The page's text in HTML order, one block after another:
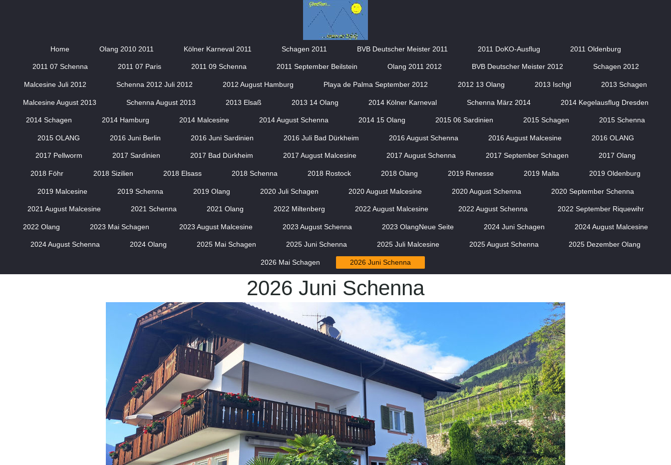
Home Olang 2010 2011 Kölner Karneval 2011 Schagen 2011 BVB Deutscher Meister 2011 2011 DoKO-Ausflug 2011 Oldenburg
2011 07 Schenna 2011 07 Paris 2011 09 Schenna 2011 September Beilstein Olang 2011 2012 BVB Deutscher Meister 2012 Schagen 2012
Malcesine Juli 2012 Schenna 2012 Juli 2012 2012 August Hamburg Playa de Palma September 2012 2012 13 Olang 2013 Ischgl 2013 Schagen
Malcesine August 2013 Schenna August 2013 2013 Elsaß 2013 14 Olang 2014 Kölner Karneval Schenna März 2014 2014 Kegelausflug Dresden
2014 Schagen 2014 Hamburg 2014 Malcesine 2014 August Schenna 2014 15 Olang 2015 06 Sardinien 2015 Schagen 2015 Schenna
2015 OLANG 2016 Juni Berlin 2016 Juni Sardinien 2016 Juli Bad Dürkheim 2016 August Schenna 2016 August Malcesine 2016 OLANG
2017 Pellworm 2017 Sardinien 2017 Bad Dürkheim 2017 August Malcesine 2017 August Schenna 2017 September Schagen 2017 Olang
2018 Föhr 2018 Sizilien 2018 Elsass 2018 Schenna 2018 Rostock 2018 Olang 2019 Renesse 2019 Malta 2019 Oldenburg
2019 Malcesine 2019 Schenna 2019 Olang 2020 Juli Schagen 2020 August Malcesine 2020 August Schenna 2020 September Schenna
2021 August Malcesine 2021 Schenna 2021 Olang 2022 Miltenberg 2022 August Malcesine 2022 August Schenna 2022 September Riquewihr
2022 Olang 2023 Mai Schagen 2023 August Malcesine 2023 August Schenna 2023 OlangNeue Seite 2024 Juni Schagen 2024 August Malcesine
2024 August Schenna 2024 Olang 2025 Mai Schagen 2025 Juni Schenna 2025 Juli Malcesine 2025 August Schenna 2025 Dezember Olang
2026 Mai Schagen 2026 Juni Schenna
2026 Juni Schenna